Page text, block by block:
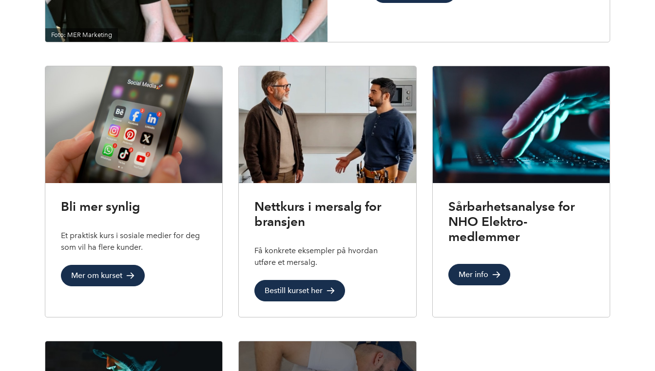
Foto: MER Marketing
Bli mer synlig
Et praktisk kurs i sosiale medier for deg
som vil ha flere kunder.
Mer om kurset
Nettkurs i mersalg for
bransjen
Få konkrete eksempler på hvordan
utføre et mersalg.
Bestill kurset her
Sårbarhetsanalyse for
NHO Elektro-
medlemmer
Mer info